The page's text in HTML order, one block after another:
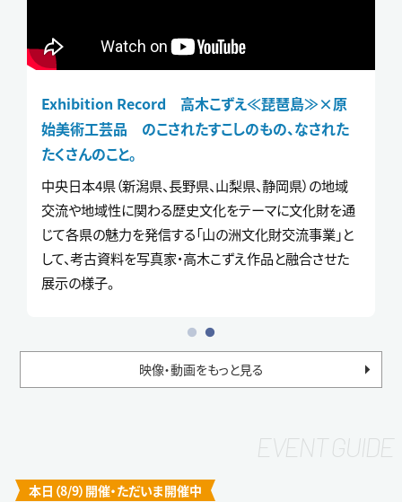
信州アーツカウンシル 2024 パレード ―ともにつ
くるムーブメント―【総集編】
2024年6月～翌年2月まで、各回にテーマを設け、伊那〜
諏訪〜上田〜南信州〜長野を移動し形を変えながら、
いろいろな方々と「ともに」つくった過程を10分にまとめ
た総集編。
Exhibition Record 高木こずえ≪琵琶島≫×原
始美術工芸品 のこされたすこしのもの、なされた
たくさんのこと。
中央日本4県（新潟県、長野県、山梨県、静岡県）の地域
交流や地域性に関わる歴史文化をテーマに文化財を通
じて各県の魅力を発信する「山の洲文化財交流事業」と
して、考古資料を写真家・高木こずえ作品と融合させた
展示の様子。
映像・動画をもっと見る
本日（8/9）開催・ただいま開催中